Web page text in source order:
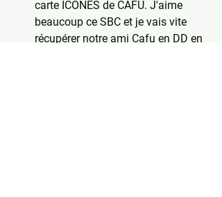
carte ICONES de CAFU. J'aime
beaucoup ce SBC et je vais vite
récupérer notre ami Cafu en DD en